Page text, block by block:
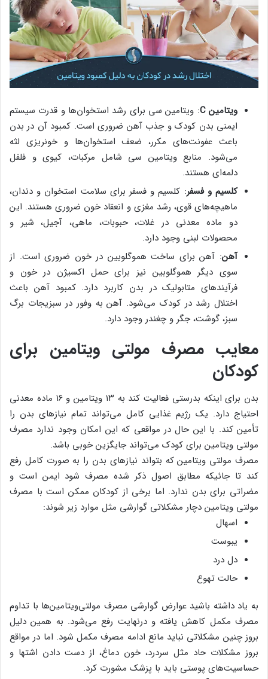
ویتامین C : ویتامین سی برای رشد استخوان‌ها و قدرت سیستم
ایمنی بدن کودک و جذب آهن ضروری است. کمبود آن در بدن
باعث عفونت‌های مکرر، ضعف استخوان‌ها و خونریزی لثه
می‌شود. منابع ویتامین سی شامل مرکبات، کیوی و فلفل
دلمه‌ای هستند.
کلسیم و فسفر: کلسیم و فسفر برای سلامت استخوان و دندان،
ماهیچه‌های قوی، رشد مغزی و انعقاد خون ضروری هستند. این
دو ماده معدنی در غلات، حبوبات، ماهی، آجیل، شیر و
محصولات لبنی وجود دارد.
آهن: آهن برای ساخت هموگلوبین در خون ضروری است. از
سوی دیگر هموگلوبین نیز برای حمل اکسیژن در خون و
فرآیندهای متابولیک در بدن کاربرد دارد. کمبود آهن باعث
اختلال رشد در کودک می‌شود. آهن به وفور در سبزیجات برگ
سبز، گوشت، جگر و چغندر وجود دارد.
معایب مصرف مولتی ویتامین برای
کودکان
بدن برای اینکه بدرستی فعالیت کند به ۱۳ ویتامین و ۱۶ ماده معدنی
احتیاج دارد. یک رژیم غذایی کامل می‌تواند تمام نیازهای بدن را
تأمین کند. با این حال در مواقعی که این امکان وجود ندارد مصرف
مولتی ویتامین برای کودک می‌تواند جایگزین خوبی باشد.
مصرف مولتی ویتامین که بتواند نیازهای بدن را به صورت کامل رفع
کند تا جائیکه مطابق اصول ذکر شده مصرف شود ایمن است و
مضراتی برای بدن ندارد. اما برخی از کودکان ممکن است با مصرف
مولتی ویتامین دچار مشکلاتی گوارشی مثل موارد زیر شوند:
اسهال
یبوست
دل درد
حالت تهوع
به یاد داشته باشید عوارض گوارشی مصرف مولتی‌ویتامین‌ها با تداوم
مصرف مکمل کاهش یافته و درنهایت رفع می‌شود. به همین دلیل
بروز چنین مشکلاتی نباید مانع ادامه مصرف مکمل شود. اما در مواقع
بروز مشکلات حاد مثل سردرد، خون دماغ، از دست دادن اشتها و
حساسیت‌های پوستی باید با پزشک مشورت کرد.